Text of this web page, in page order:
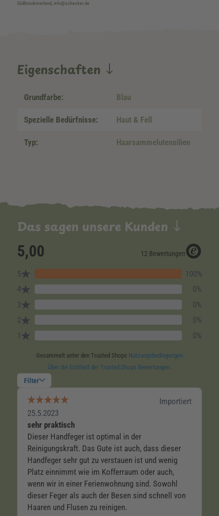
Südbrookmerland, info@schecker.de
Eigenschaften
Grundfarbe: Blau
Spezielle Bedürfnisse: Haut & Fell
Typ: Haarsammelutensilien
Das sagen unsere Kunden